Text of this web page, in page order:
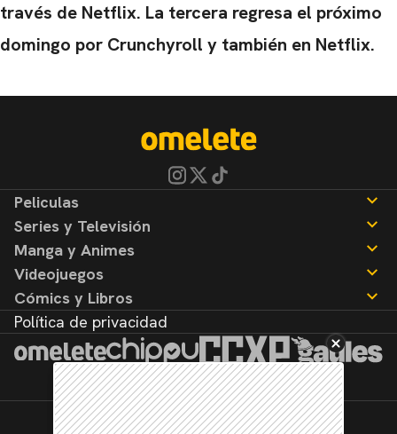
través de Netflix. La tercera regresa el próximo
domingo por Crunchyroll y también en Netflix.
Peliculas
Noticias
Reseñas
Series y Televisión
Noticias
Reseñas
Manga y Animes
Noticias
Reseñas
Videojuegos
Noticias
Reseñas
Cómics y Libros
Noticias
Reseñas
Política de privacidad
©2026. Todos los derechos reservados.